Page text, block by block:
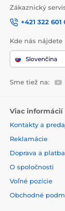
Zákaznický
+421 322 601
Kde nás nájdete
Slovenčina
Sme tiež na:
Viac informácií
Kontakty a
Reklamácie
Doprava a platba
O spoločnosti
Voľné pozície
Obchodné